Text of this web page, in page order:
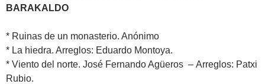
BARAKALDO
* Ruinas de un monasterio. Anónimo
* La hiedra. Arreglos: Eduardo Montoya.
* Viento del norte. José Fernando Agüeros – Arreglos: Patxi
Rubio.